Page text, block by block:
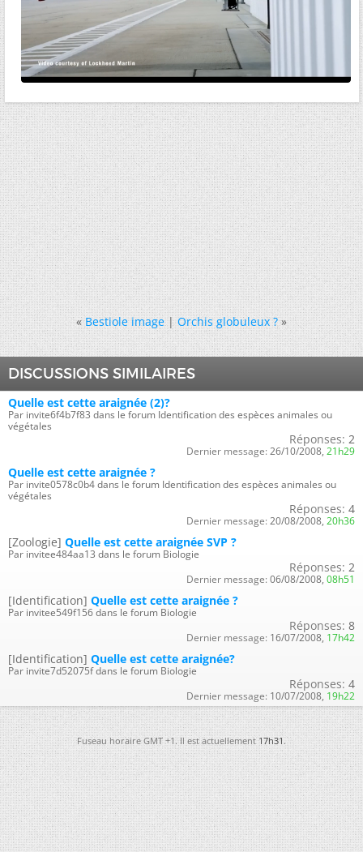
« Bestiole image|Orchis globuleux ? »
DISCUSSIONS SIMILAIRES
Quelle est cette araignée (2)?
Par invite6f4b7f83 dans le forum Identification des espèces animales ou
végétales
Réponses: 2
Dernier message: 26/10/2008, 21h29
Quelle est cette araignée ?
Par invite0578c0b4 dans le forum Identification des espèces animales ou
végétales
Réponses: 4
Dernier message: 20/08/2008, 20h36
[Zoologie] Quelle est cette araignée SVP ?
Par invitee484aa13 dans le forum Biologie
Réponses: 2
Dernier message: 06/08/2008, 08h51
[Identification] Quelle est cette araignée ?
Par invitee549f156 dans le forum Biologie
Réponses: 8
Dernier message: 16/07/2008, 17h42
[Identification] Quelle est cette araignée?
Par invite7d52075f dans le forum Biologie
Réponses: 4
Dernier message: 10/07/2008, 19h22
Fuseau horaire GMT +1. Il est actuellement17h31.